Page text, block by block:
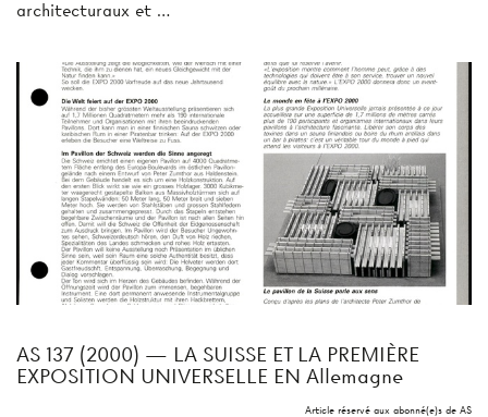
architecturaux et …
AS 137 (2000) — LA SUISSE ET LA PREMIÈRE
EXPOSITION UNIVERSELLE EN Allemagne
Article réservé aux abonné(e)s de AS